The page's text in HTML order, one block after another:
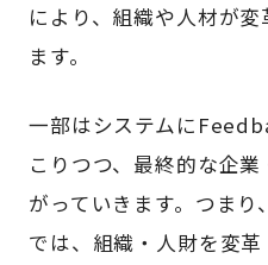
により、組織や人材が
ます。
一部はシステムに
こりつつ、最終的な企
がっていきます。つま
では、組織・人財を変